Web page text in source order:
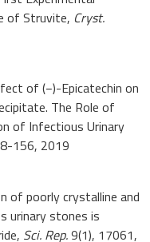
of Struvite, Cryst.
of (−)-Epicatechin on
The Role of
of Infectious Urinary
156, 2019
of poorly crystalline and
urinary stones is
Sci. Rep.9(1), 17061,